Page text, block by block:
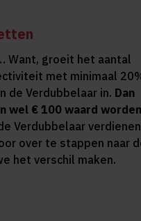
Want, groeit het aantal
met minimaal
de Verdubbelaar in. Dan
wel € 100 waard
Verdubbelaar
over te stappen naar
het verschil maken.